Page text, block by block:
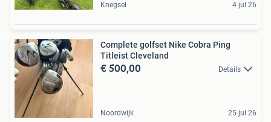
Knegsel 4 jul 26
Complete golfset Nike Cobra Ping
Titleist Cleveland
€ 500,00 Details
Noordwijk 25 jul 26